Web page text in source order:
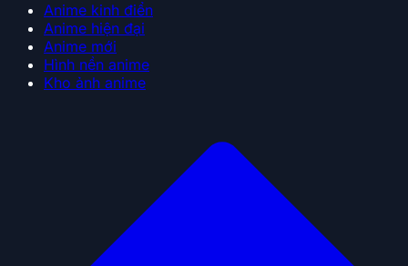
Anime kinh điển
Anime hiện đại
Anime mới
Hình nền anime
Kho ảnh anime